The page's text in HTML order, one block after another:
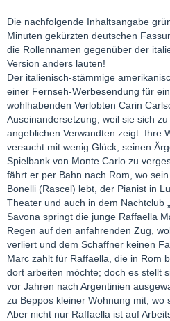
Die nachfolgende Inhaltsangabe
Minuten gekürzten deutschen
die Rollennamen gegenüber der
Version anders lauten!
Der italienisch-stämmige
einer Fernseh-Werbesendung für
wohlhabenden Verlobten Carin
Auseinandersetzung, weil sie sich
angeblichen Verwandten zeigt. Ihre
versucht mit wenig Glück, seinen
Spielbank von Monte Carlo zu
fährt er per Bahn nach Rom, wo
Bonelli (Rascel) lebt, der Pianist in
Theater und auch in dem Nachtclub
Savona springt die junge Raffaella
Regen auf den anfahrenden Zug,
verliert und dem Schaffner keinen
Marc zahlt für Raffaella, die in Rom
dort arbeiten möchte; doch es stellt
vor Jahren nach Argentinien
zu Beppos kleiner Wohnung mit, wo
Aber nicht nur Raffaella ist auf